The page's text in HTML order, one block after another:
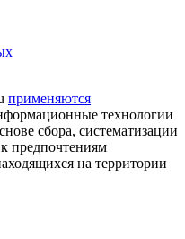
применяются
технологии
сбора, систематизации
предпочтениям
на территории